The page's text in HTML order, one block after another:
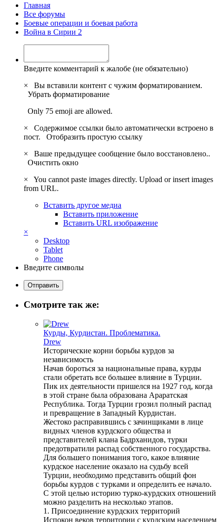
Главная
Все форумы
Боевые операции и боевая работа
Война в Сирии 2
Введите комментарий к жалобе (не обязательно)
×
Вы вставили контент с чужим форматированием.
Убрать форматирование
Only 75 emoji are allowed.
×
Содержимое ссылки было автоматически встроено в
пост. Отобразить простую ссылку
×
Ваше предыдущее сообщение было восстановлено..
Очистить окно
×
You cannot paste images directly. Upload or insert images
from URL.
Вставить другое медиа
Вставить приложение
Вставить URL изображение
×
Desktop
Tablet
Phone
Введите символы
Отправить
Смотрите так же:
Курды, Курдистан. Проблематика.
Drew
Исторические корни борьбы курдов за
независимость
Начав бороться за национальные права, курды
стали обретать все большее влияние в Турции.
Пик их деятельности пришелся на 1927 год, когда
в этой стране была образована Араратская
Республика. Тогда Турции грозил полный распад
и превращение в Западный Курдистан.
Жестоко расправившись с зачинщиками в лице
видных членов курдского общества и
представителей клана Бадрханидов, турки
предотвратили распад собственного государства.
Для большего понимания того, какое влияние
курдское население оказало на судьбу всей
Турции, необходимо представить общий фон
борьбы курдов с турками и определить ее начало.
С этой целью историю турко-курдских отношений
можно разделить на несколько этапов.
1. Присоединение курдских территорий
Испокон веков территории с курдским населением